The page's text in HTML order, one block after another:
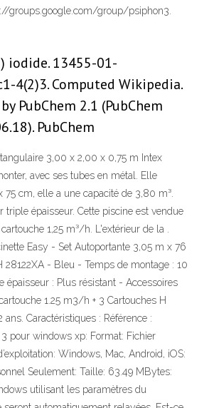
groups.google.com/group/psiphon3.
iodide. 13455-01-
4(2)3. Computed Wikipedia.
PubChem 2.1 (PubChem
PubChem
3,00 x 2,00 x 0,75 m Intex
avec ses tubes en métal. Elle
cm, elle a une capacité de 3,80 m³.
triple épaisseur. Cette piscine est vendue
1,25 m³/h. L'extérieur de la .
Easy - Set Autoportante 3,05 m x 76
28122XA - Bleu - Temps de montage : 10
épaisseur : Plus résistant - Accessoires
1.25 m3/h + 3 Cartouches H
ans. Caractéristiques : Référence :
3 pour windows xp: Format: Fichier
Windows, Mac, Android, iOS:
Seulement: Taille: 63.49 MBytes:
utilisant les paramètres du